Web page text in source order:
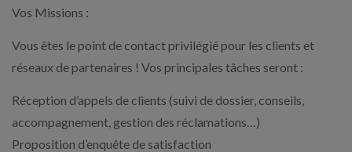
Vos Missions :
Vous êtes le point de contact privilégié pour les clients et
réseaux de partenaires ! Vos principales tâches seront :
Réception d’appels de clients (suivi de dossier, conseils,
accompagnement, gestion des réclamations…)
Proposition d’enquête de satisfaction